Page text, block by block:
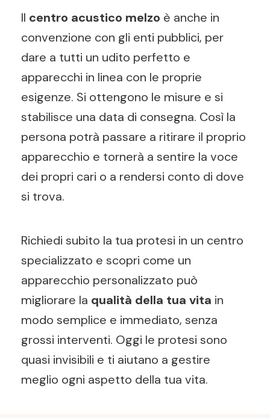
Il centro acustico melzo è anche in
convenzione con gli enti pubblici, per
dare a tutti un udito perfetto e
apparecchi in linea con le proprie
esigenze. Si ottengono le misure e si
stabilisce una data di consegna. Così la
persona potrà passare a ritirare il proprio
apparecchio e tornerà a sentire la voce
dei propri cari o a rendersi conto di dove
si trova.
Richiedi subito la tua protesi in un centro
specializzato e scopri come un
apparecchio personalizzato può
migliorare la qualità della tua vita in
modo semplice e immediato, senza
grossi interventi. Oggi le protesi sono
quasi invisibili e ti aiutano a gestire
meglio ogni aspetto della tua vita.